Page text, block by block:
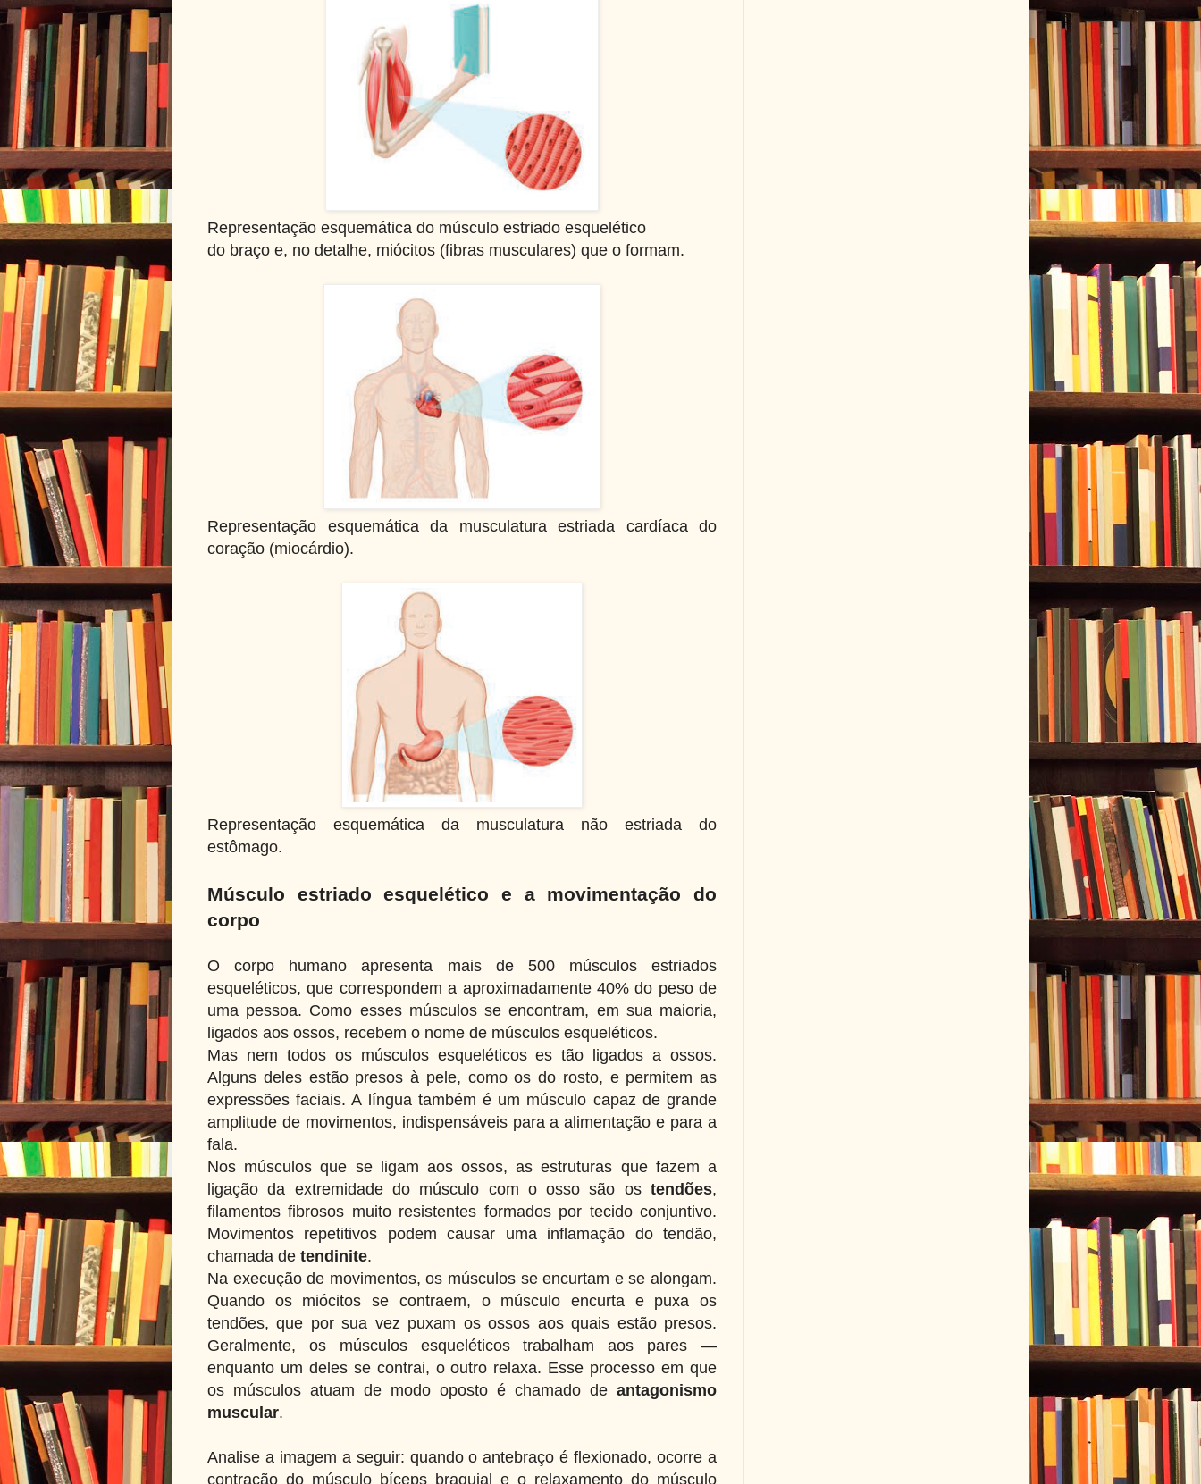
Representação esquemática do músculo estriado esquelético
do braço e, no detalhe, miócitos (fibras musculares) que o formam.
Representação esquemática da musculatura estriada cardíaca do
coração (miocárdio).
Representação esquemática da musculatura não estriada do
estômago.
Músculo estriado esquelético e a movimentação do
corpo
O corpo humano apresenta mais de 500 músculos estriados
esqueléticos, que correspondem a aproximadamente 40% do peso de
uma pessoa. Como esses músculos se encontram, em sua maioria,
ligados aos ossos, recebem o nome de músculos esqueléticos.
Mas nem todos os músculos esqueléticos es tão ligados a ossos.
Alguns deles estão presos à pele, como os do rosto, e permitem as
expressões faciais. A língua também é um músculo capaz de grande
amplitude de movimentos, indispensáveis para a alimentação e para a
fala.
Nos músculos que se ligam aos ossos, as estruturas que fazem a
ligação da extremidade do músculo com o osso são os tendões,
filamentos fibrosos muito resistentes formados por tecido conjuntivo.
Movimentos repetitivos podem causar uma inflamação do tendão,
chamada de tendinite.
Na execução de movimentos, os músculos se encurtam e se alongam.
Quando os miócitos se contraem, o músculo encurta e puxa os
tendões, que por sua vez puxam os ossos aos quais estão presos.
Geralmente, os músculos esqueléticos trabalham aos pares —
enquanto um deles se contrai, o outro relaxa. Esse processo em que
os músculos atuam de modo oposto é chamado de antagonismo
muscular.
Analise a imagem a seguir: quando o antebraço é flexionado, ocorre a
contração do músculo bíceps braquial e o relaxamento do músculo